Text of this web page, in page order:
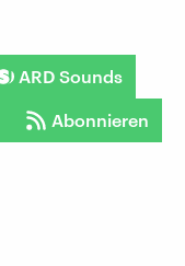
ARD Sounds
Abonnieren